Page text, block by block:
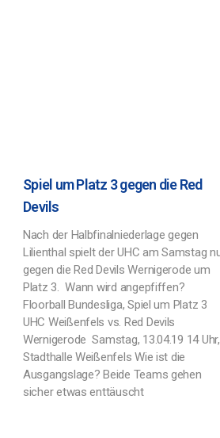
Spiel um Platz 3 gegen die Red
Devils
Nach der Halbfinalniederlage gegen
Lilienthal spielt der UHC am Samstag
gegen die Red Devils Wernigerode um
Platz 3. Wann wird angepfiffen?
Floorball Bundesliga, Spiel um Platz 3
UHC Weißenfels vs. Red Devils
Wernigerode Samstag, 13.04.19 14 Uhr,
Stadthalle Weißenfels Wie ist die
Ausgangslage? Beide Teams gehen
sicher etwas enttäuscht